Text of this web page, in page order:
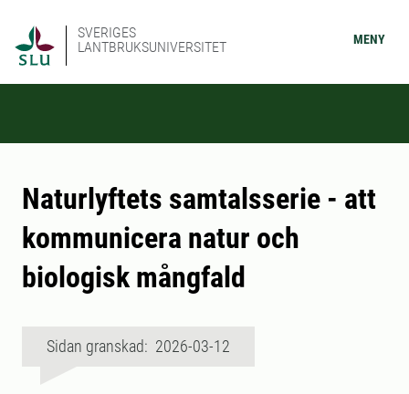
SVERIGES
LANTBRUKSUNIVERSITET
MENY
Naturlyftets samtalsserie - att
kommunicera natur och
biologisk mångfald
Sidan granskad: 2026-03-12